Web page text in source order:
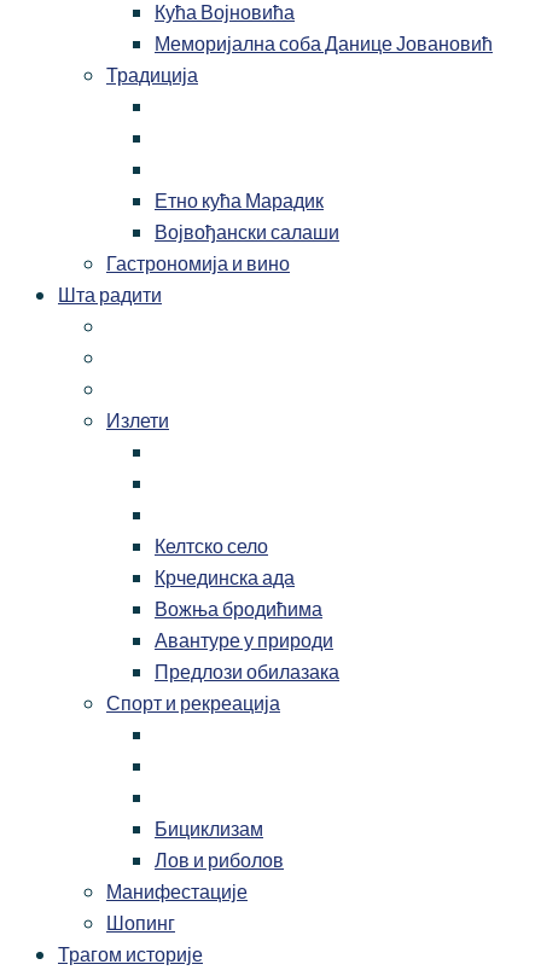
Кућа Војновића
Меморијална соба Данице Јовановић
Традиција
Етно кућа Марадик
Војвођански салаши
Гастрономија и вино
Шта радити
Излети
Келтско село
Крчединска ада
Вожња бродићима
Авантуре у природи
Предлози обилазака
Спорт и рекреација
Бициклизам
Лов и риболов
Манифестације
Шопинг
Трагом историје